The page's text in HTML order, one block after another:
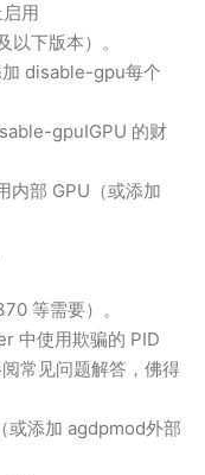
用
下版本）。
disable-gpu每个
gpuIGPU 的财
部 GPU（或添加
等需要）。
中使用欺骗的 PID
常见问题解答，佛得
添加 agdpmod外部